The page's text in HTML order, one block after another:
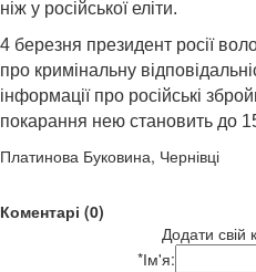
ніж у російської еліти.
4 березня президент росії
про кримінальну
інформації про російські
покарання нею становить до
Платинова Буковина, Чернівці
Коментарі (0)
Додати свій
*Ім'я: